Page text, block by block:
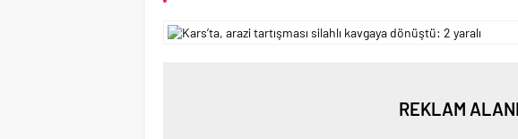
REKLAM ALANI